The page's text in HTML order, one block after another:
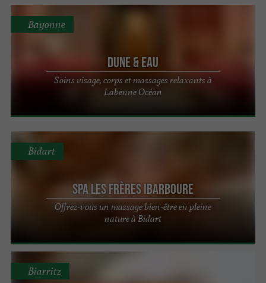
Dune & Eau
Soins visage, corps et massages relaxants à
Labenne Océan
Bayonne
Spa Les Frères Ibarboure
Offrez-vous un massage bien-être en pleine
nature à Bidart
Bidart
Biarritz